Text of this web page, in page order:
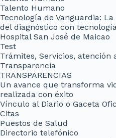
Talento Humano
Tecnología de Vanguardia:
del diagnóstico con
Hospital San José de Maicao
Test
Trámites, Servicios, atención
Transparencia
TRANSPARENCIAS
Un avance que transforma
realizada con éxito
Vínculo al Diario o Gaceta
Citas
Puestos de Salud
Directorio telefónico